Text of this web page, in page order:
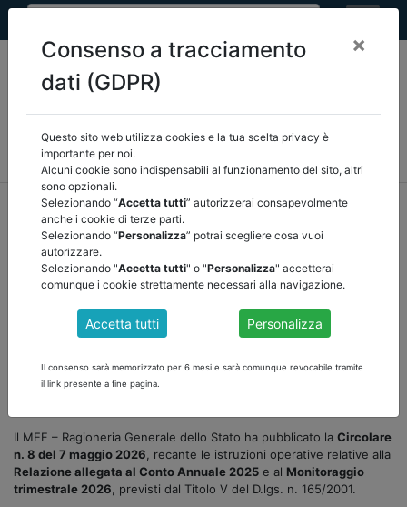
MEF FINANZA LOCALE/OSSERVATORIO
NORMATIVA
CORTE DEI CONTI E GIURISPRUDENZA
home documenti pubblici mef/torna indietro
DOCUMENTI PUBBLICI
RILEVAZIONI DEL PERSONALE 2025–2026:
CIRCOLARE MEF SU CONTO ANNUALE E
RILEVAZIONI DEL PERSONALE 2025–2026: CIRCOLARE MEF SU
Il MEF – Ragioneria Generale dello Stato ha pubblicato la Circolare
n. 8 del 7 maggio 2026 , recante le istruzioni operative relative alla
Relazione allegata al Conto Annuale 2025 e al Monitoraggio
trimestrale 2026 , previsti dal Titolo V del D.lgs. n. 165/2001.
Consenso a tracciamento
dati (GDPR)
×
Questo sito web utilizza cookies e la tua scelta privacy è
importante per noi.
Alcuni cookie sono indispensabili al funzionamento del sito, altri
sono opzionali.
Selezionando “Accetta tutti” autorizzerai consapevolmente
anche i cookie di terze parti.
Selezionando “Personalizza” potrai scegliere cosa vuoi
autorizzare.
Selezionando "Accetta tutti" o "Personalizza" accetterai
comunque i cookie strettamente necessari alla navigazione.
Accetta tutti Personalizza
Il consenso sarà memorizzato per 6 mesi e sarà comunque revocabile tramite
il link presente a fine pagina.